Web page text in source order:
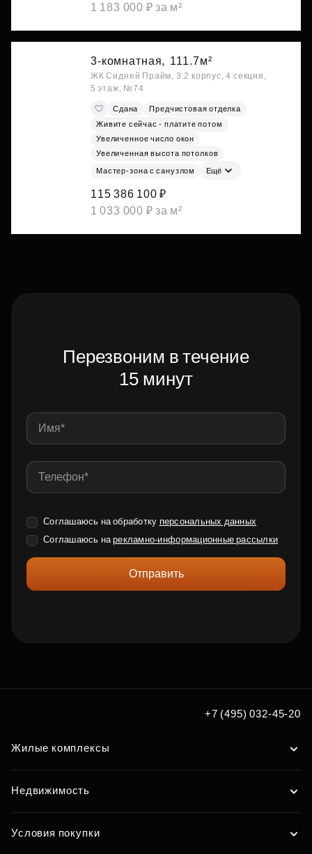
1 183 000 ₽ за м²
3-комнатная, 111.7м²
ЖК Сидней Прайм, 3.2 корпус, 4 секция,
5 этаж, №74
Сдана
Предчистовая отделка
Живите сейчас - платите потом
Увеличенное число окон
Увеличенная высота потолков
Мастер-зона с санузлом Ещё
115 386 100 ₽
1 033 000 ₽ за м²
Перезвоним в течение
15 минут
Соглашаюсь на обработку персональных данных
Соглашаюсь нарекламно-информационные рассылки
Отправить
+7 (495) 032-45-20
Жилые комплексы
Недвижимость
Условия покупки